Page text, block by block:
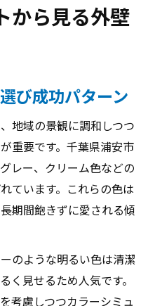
から見る外壁
び成功パターン
地域の景観に調和しつつ
重要です。千葉県浦安市
レー、クリーム色などの
ています。これらの色は
期間飽きずに愛される傾
のような明るい色は清潔
く見せるため人気です。
考慮しつつカラーシミュ